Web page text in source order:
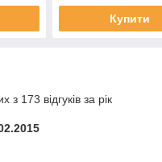
Купити
з 173 відгуків за рік